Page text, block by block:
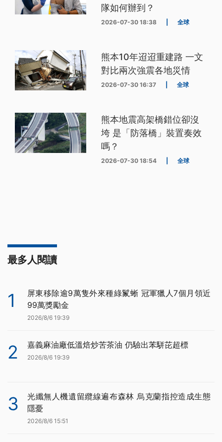
隊如何辦到？
2026-07-30 18:38 全球
熊本10年迢迢重建路 一文
對比兩次強震各地災情
2026-07-30 16:37 全球
熊本地震高架橋錯位卻沒
垮 是「防落橋」裝置奏效
嗎？
2026-07-30 18:54 全球
最多人閱讀
1
屏東移除逾9萬隻外來種綠鬣蜥 冠軍獵人7個月領近
99萬獎勵金
2026/8/6 19:39
2 嘉義麻油廠低溫焙炒苦茶油 仍驗出苯駢芘超標
2026/8/6 19:39
3
光纖無人機遺留纜線遍布森林 烏克蘭指控造成生態
隱憂
2026/8/6 15:51